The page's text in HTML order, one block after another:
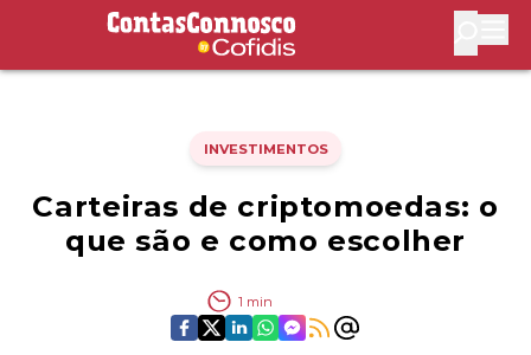
Contas Connosco by Cofidis
INVESTIMENTOS
Carteiras de criptomoedas: o
que são e como escolher
1 min